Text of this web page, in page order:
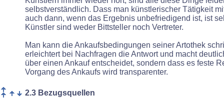
selbstverständlich. Dass man künstlerischer Tätigkeit
auch dann, wenn das Ergebnis unbefriedigend ist, ist
Künstler sind weder Bittsteller noch Vertreter.
Man kann die Ankaufsbedingungen seiner Artothek
erleichtert bei Nachfragen die Antwort und macht
über einen Ankauf entscheidet, sondern dass es feste
Vorgang des Ankaufs wird transparenter.
2.3 Bezugsquellen